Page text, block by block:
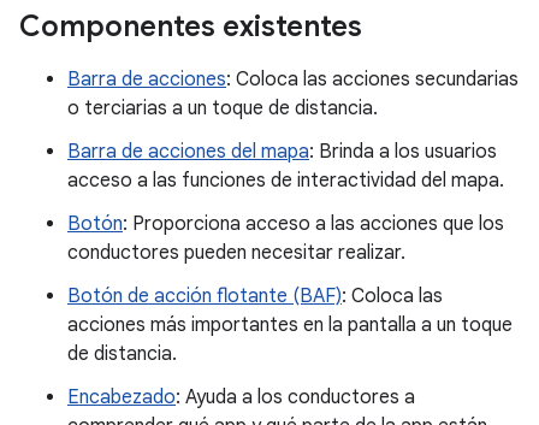
Componentes existentes
Barra de acciones: Coloca las acciones secundarias
o terciarias a un toque de distancia.
Barra de acciones del mapa: Brinda a los usuarios
acceso a las funciones de interactividad del mapa.
Botón: Proporciona acceso a las acciones que los
conductores pueden necesitar realizar.
Botón de acción flotante (BAF): Coloca las
acciones más importantes en la pantalla a un toque
de distancia.
Encabezado: Ayuda a los conductores a